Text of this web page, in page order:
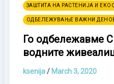
ЗАШТИТА НА РАСТЕНИЈА И
ОДБЕЛЕЖУВАЊЕ ВАЖНИ
Го одбележавме
водните
ksenija/ March 3, 2020